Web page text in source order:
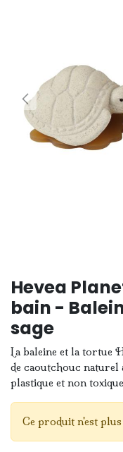
Hevea
bain -
sage
La baleine et la tortue
de caoutchouc naturel
plastique et non
Ce produit n'est